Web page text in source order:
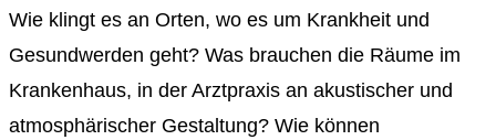
Wie klingt es an Orten, wo es um Krankheit und
Gesundwerden geht? Was brauchen die Räume im
Krankenhaus, in der Arztpraxis an akustischer und
atmosphärischer Gestaltung? Wie können